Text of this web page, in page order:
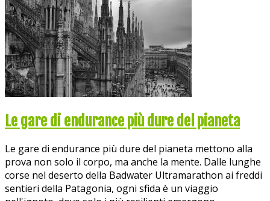
Le gare di endurance più dure del pianeta
Le gare di endurance più dure del pianeta mettono alla
prova non solo il corpo, ma anche la mente. Dalle lunghe
corse nel deserto della Badwater Ultramarathon ai freddi
sentieri della Patagonia, ogni sfida è un viaggio